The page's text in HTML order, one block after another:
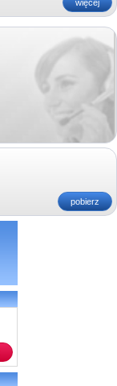
więcej
pobierz